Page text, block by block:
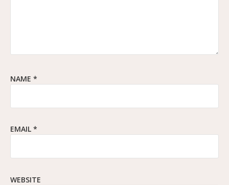
NAME *
EMAIL *
WEBSITE